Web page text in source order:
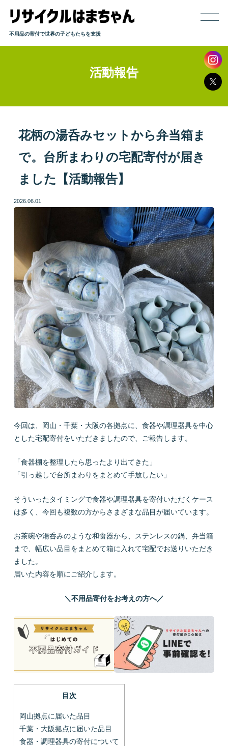
ホーム
寄付までの流れ
取り扱い品目
発送方法
活動報告
会社概要
LINEで質問 お問い合わせ
プライバシーポリシー お問い合わせ
不用品の寄付で世界の子どもたちを支援
活動報告
花柄の湯呑みセットから弁当箱ま
で。台所まわりの宅配寄付が届き
ました【活動報告】
2026.06.01
今回は、岡山・千葉・大阪の各拠点に、食器や調理器具を中心
とした宅配寄付をいただきましたので、ご報告します。
「食器棚を整理したら思ったより出てきた」
「引っ越しで台所まわりをまとめて手放したい」
そういったタイミングで食器や調理器具を寄付いただくケース
は多く、今回も複数の方からさまざまな品目が届いています。
お茶碗や湯呑みのような和食器から、ステンレスの鍋、弁当箱
まで、幅広い品目をまとめて箱に入れて宅配でお送りいただき
ました。
届いた内容を順にご紹介します。
＼不用品寄付をお考えの方へ／
目次
岡山拠点に届いた品目
千葉・大阪拠点に届いた品目
食器・調理器具の寄付について